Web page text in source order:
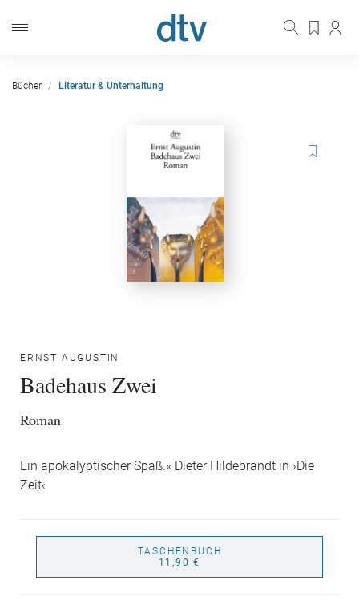
Bücher Literatur & Unterhaltung
ERNST AUGUSTIN
Badehaus Zwei
Roman
Ein apokalyptischer Spaß.« Dieter Hildebrandt in ›Die
Zeit‹
TASCHENBUCH
11,90 €